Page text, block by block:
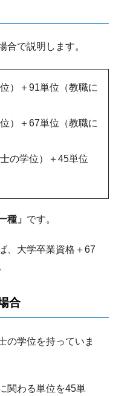
合で説明します。
）＋91単位（教職に
）＋67単位（教職に
の学位）＋45単位
種」 です。
、大学卒業資格＋67
合
の学位を持っていま
関わる単位を45単